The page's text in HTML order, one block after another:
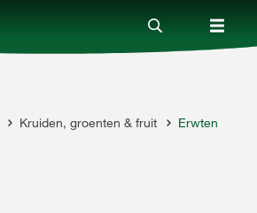
Kruiden, groenten & fruit Erwten